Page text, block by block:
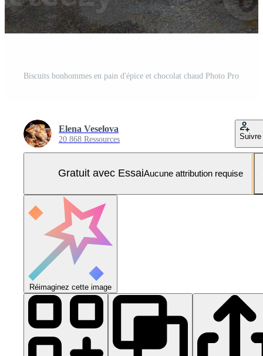
Biscuits bonhommes en pain d'épice et chocolat chaud Photo Pro
Elena Veselova
20 868 Ressources Suivre
Gratuit avec EssaiAucune attribution requise
Réimaginez cette image